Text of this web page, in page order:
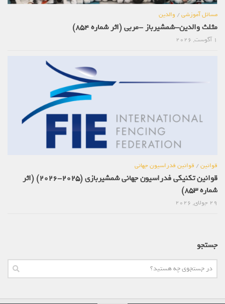
مسائل آموزشی/ والدین
مثلث والدین-شمشیرباز -مربی (اثر شماره 854)
1 آگوست, 2026
قوانین/ قوانین فدراسیون جهانی
قوانین تکنیکی فدراسیون جهانی شمشیربازی (2025-2026) (اثر
شماره 853)
29 جولای, 2026
جستجو